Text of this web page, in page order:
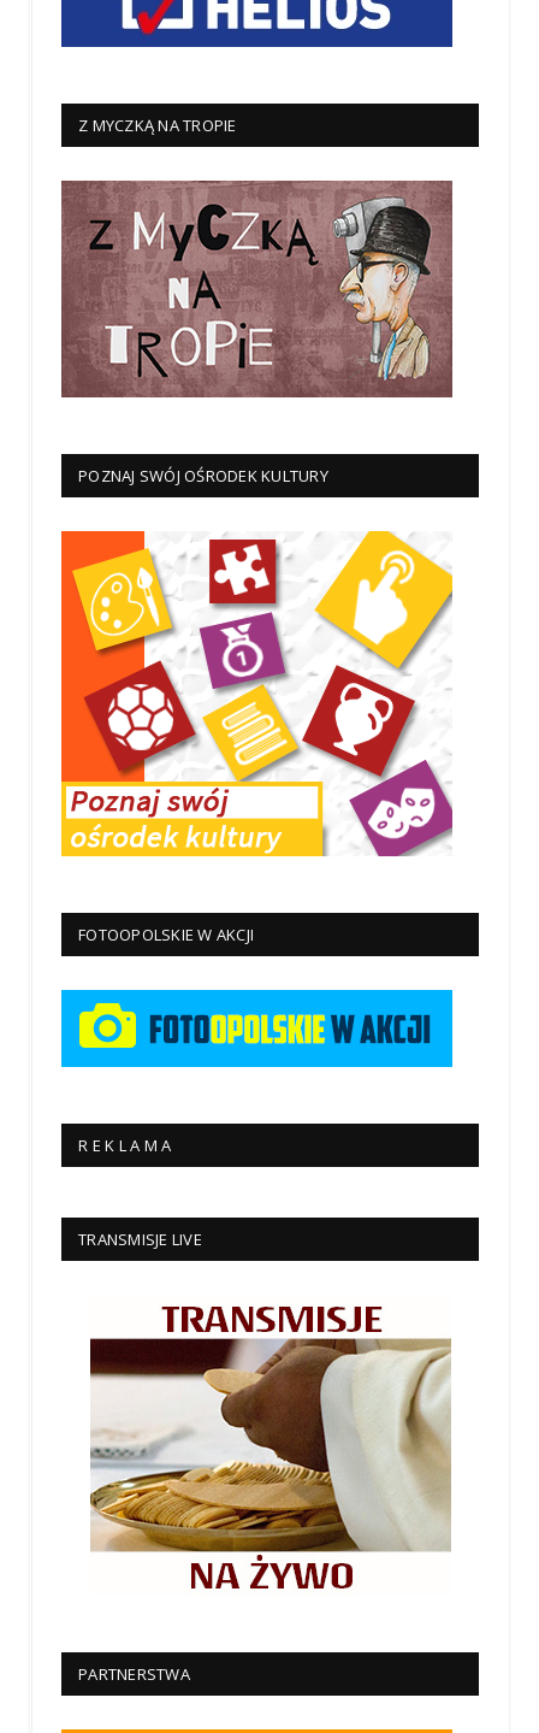
Z MYCZKĄ NA TROPIE
POZNAJ SWÓJ OŚRODEK KULTURY
FOTOOPOLSKIE W AKCJI
R E K L A M A
TRANSMISJE LIVE
PARTNERSTWA